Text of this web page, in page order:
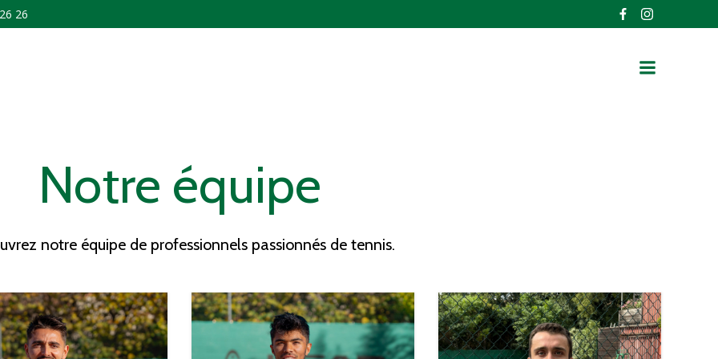
26
Notre équipe
notre équipe de professionnels passionnés de tennis.